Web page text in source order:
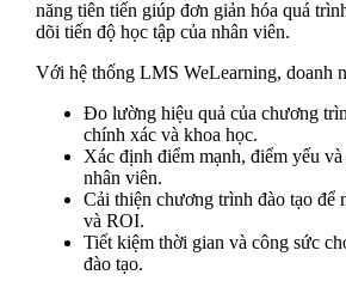
năng tiên tiến giúp đơn giản hóa quá
dõi tiến độ học tập của nhân viên.
Với hệ thống LMS WeLearning, doanh
Đo lường hiệu quả của chương
chính xác và khoa học.
Xác định điểm mạnh, điểm yếu
nhân viên.
Cải thiện chương trình đào tạo để
và ROI.
Tiết kiệm thời gian và công sức
đào tạo.